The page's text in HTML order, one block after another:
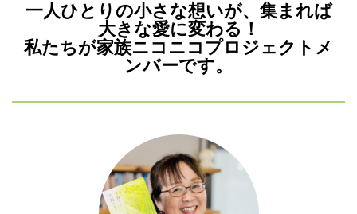
一人ひとりの小さな想いが、集まれば
大きな愛に変わる！
私たちが家族ニコニコプロジェクトメ
ンバーです。